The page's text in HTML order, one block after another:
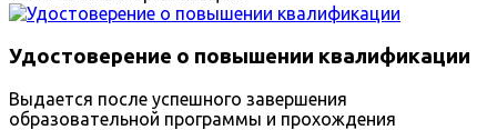
Удостоверение о повышении квалификации
Выдается после успешного завершения
образовательной программы и прохождения